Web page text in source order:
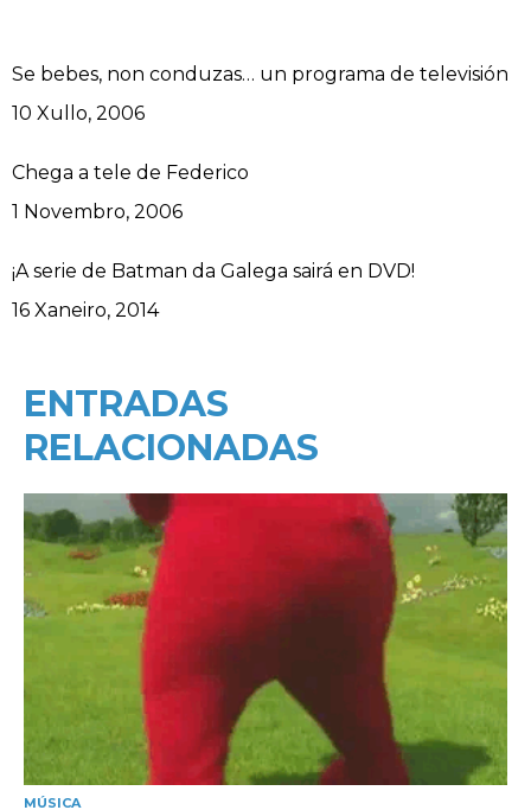
Se bebes, non conduzas… un programa de televisión
Data
10 Xullo, 2006
Chega a tele de Federico
Data
1 Novembro, 2006
¡A serie de Batman da Galega sairá en DVD!
Data
16 Xaneiro, 2014
ENTRADAS
RELACIONADAS
MÚSICA